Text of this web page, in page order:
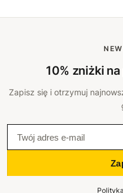
10% zniżki
Zapisz się i otrzymuj